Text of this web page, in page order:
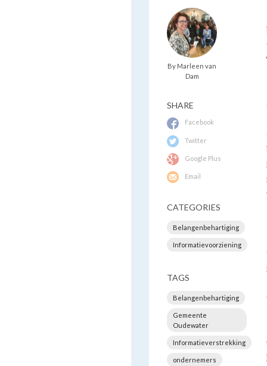
By Marleen van
Dam
SHARE
Facebook
Twitter
Google Plus
Email
CATEGORIES
Belangenbehartiging
Informatievoorziening
TAGS
Belangenbehartiging
Gemeente
Oudewater
Informatieverstrekking
ondernemers